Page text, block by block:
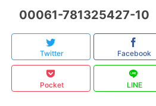
00061-781325427-10
Twitter Facebook
Pocket LINE